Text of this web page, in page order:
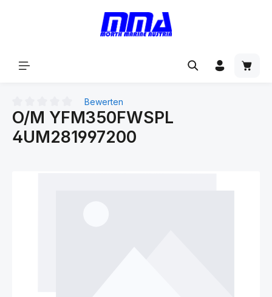
Durchschnittliche Bewertung von 0 von 5 Sternen
Bewerten
O/M YFM350FWSPL
4UM281997200